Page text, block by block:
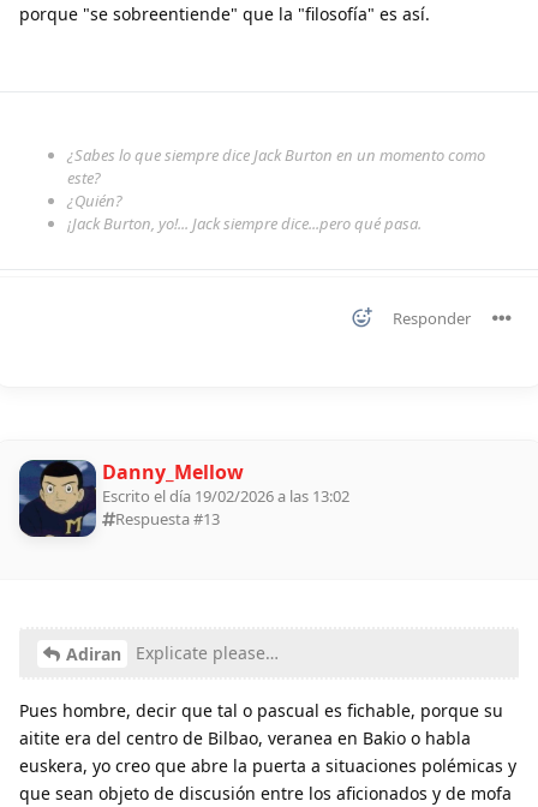
porque "se sobreentiende" que la "filosofía" es así.
¿Sabes lo que siempre dice Jack Burton en un momento como
este?
¿Quién?
¡Jack Burton, yo!... Jack siempre dice...pero qué pasa.
Responder
Danny_Mellow
Escrito el día 19/02/2026 a las 13:02
Respuesta #13
Adiran Explicate please…
Pues hombre, decir que tal o pascual es fichable, porque su
aitite era del centro de Bilbao, veranea en Bakio o habla
euskera, yo creo que abre la puerta a situaciones polémicas y
que sean objeto de discusión entre los aficionados y de mofa